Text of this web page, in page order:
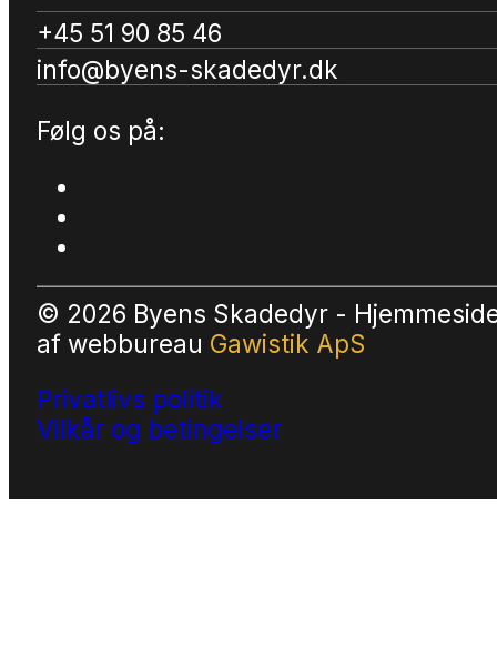
+45 51 90 85 46
info@byens-skadedyr.dk
Følg os på:
© 2026 Byens Skadedyr -
af webbureau Gawistik ApS
Privatlivs politik
Vilkår og betingelser